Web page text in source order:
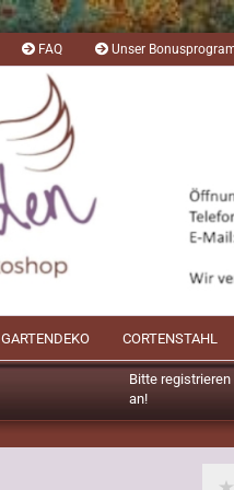
FAQ Unser
Bitte
an!
GARTENDEKO CORTENSTAHL